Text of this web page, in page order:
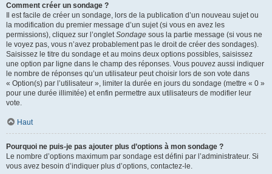
Comment créer un sondage ?
Il est facile de créer un sondage, lors de la publication d’un nouveau sujet ou
la modification du premier message d’un sujet (si vous en avez les
permissions), cliquez sur l’ongletSondage sous la partie message (si vous ne
le voyez pas, vous n’avez probablement pas le droit de créer des sondages).
Saisissez le titre du sondage et au moins deux options possibles, saisissez
une option par ligne dans le champ des réponses. Vous pouvez aussi indiquer
le nombre de réponses qu’un utilisateur peut choisir lors de son vote dans
« Option(s) par l’utilisateur », limiter la durée en jours du sondage (mettre « 0 »
pour une durée illimitée) et enfin permettre aux utilisateurs de modifier leur
vote.
Haut
Pourquoi ne puis-je pas ajouter plus d’options à mon sondage ?
Le nombre d’options maximum par sondage est défini par l’administrateur. Si
vous avez besoin d’indiquer plus d’options, contactez-le.